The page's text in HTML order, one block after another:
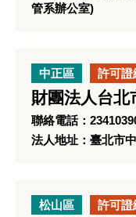
管系辦公室)
中正區 許可證
財團法人台北
聯絡電話：
法人地址：臺北市
松山區 許可證